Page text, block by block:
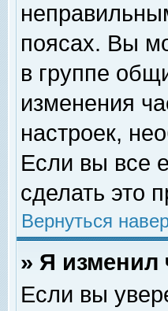
поясах. Вы
в группе
изменения
настроек,
Если вы все
сделать это
Вернуться
» Я изменил
Если вы